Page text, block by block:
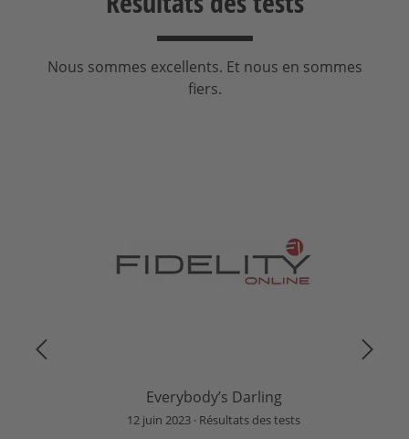
Nous sommes excellents. Et nous en sommes
fiers.
Everybody’s Darling
12 juin 2023 Résultats des tests